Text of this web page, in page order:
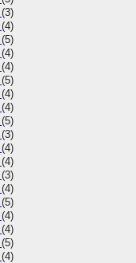
(3)
(4)
(5)
(4)
(4)
(5)
(4)
(4)
(5)
(3)
(4)
(4)
(3)
(4)
(5)
(4)
(4)
(5)
(4)